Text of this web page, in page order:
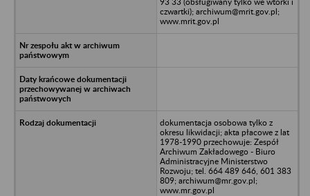
czwartki); archiwum@mrit.gov.pl;
www.mrit.gov.pl
dokumentacja osobowa tylko z
okresu likwidacji; akta płacowe z lat
1978-1990 przechowuje: Zespół
Archiwum Zakładowego - Biuro
Administracyjne Ministerstwo
Rozwoju; tel. 664 489 646, 601 383
809; archiwum@mr.gov.pl;
www.mr.gov.pl